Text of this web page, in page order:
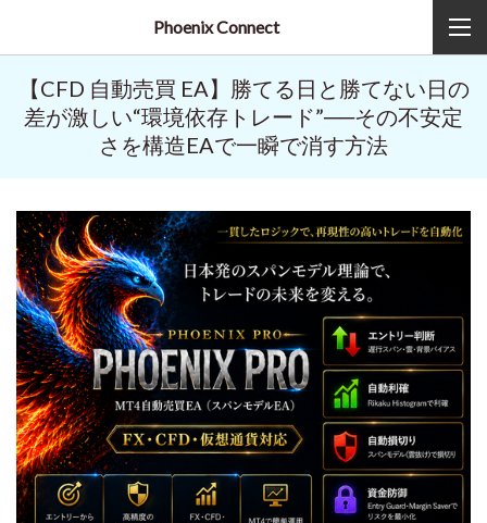
Phoenix Connect
【CFD 自動売買 EA】勝てる日と勝てない日の
差が激しい“環境依存トレード”──その不安定
さを構造EAで一瞬で消す方法